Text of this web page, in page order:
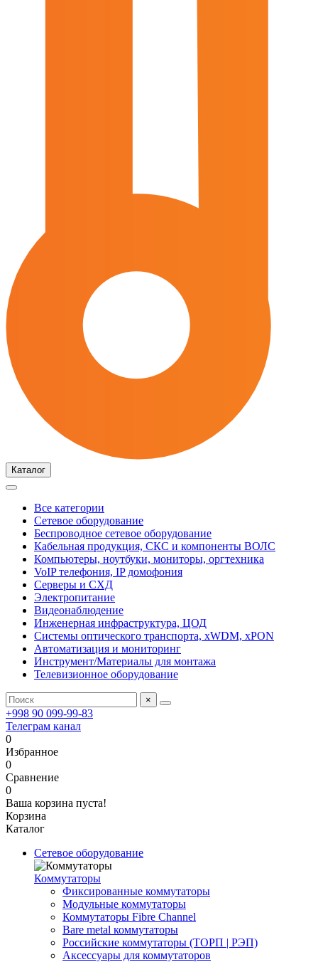
Каталог
Все категории
Сетевое оборудование
Беспроводное сетевое оборудование
Кабельная продукция, СКС и компоненты ВОЛС
Компьютеры, ноутбуки, мониторы, оргтехника
VoIP телефония, IP домофония
Серверы и СХД
Электропитание
Видеонаблюдение
Инженерная инфраструктура, ЦОД
Системы оптического транспорта, xWDM, xPON
Автоматизация и мониторинг
Инструмент/Материалы для монтажа
Телевизионное оборудование
×
+998 90 099-99-83
Телеграм канал
0
Избранное
0
Сравнение
0
Ваша корзина пуста!
Корзина
Каталог
Сетевое оборудование
Коммутаторы
Фиксированные коммутаторы
Модульные коммутаторы
Коммутаторы Fibre Channel
Bare metal коммутаторы
Российские коммутаторы (ТОРП | РЭП)
Аксессуары для коммутаторов